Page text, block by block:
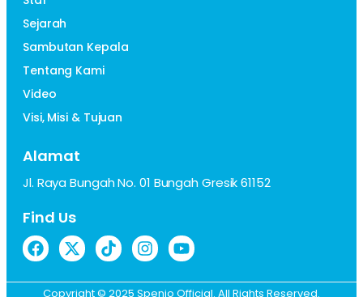
Sejarah
Sambutan Kepala
Tentang Kami
Video
Visi, Misi & Tujuan
Alamat
Jl. Raya Bungah No. 01 Bungah Gresik 61152
Find Us
Copyright © 2025 Spenio Official. All Rights Reserved.